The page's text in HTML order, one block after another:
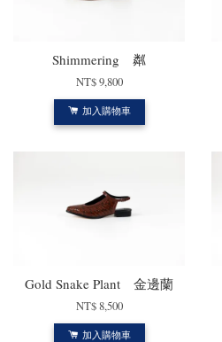
Shimmering 粼
NT$ 9,800
加入購物車
Gold Snake Plant 金邊蘭
NT$ 8,500
加入購物車